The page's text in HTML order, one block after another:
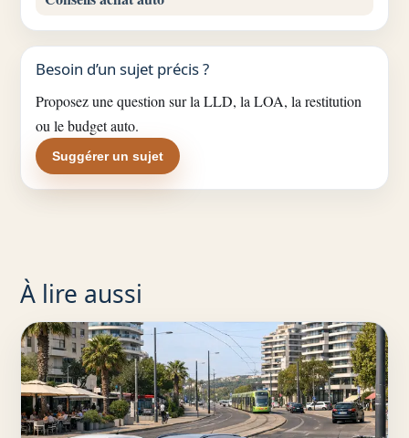
Besoin d’un sujet précis ?
Proposez une question sur la LLD, la LOA, la restitution
ou le budget auto.
Suggérer un sujet
À lire aussi